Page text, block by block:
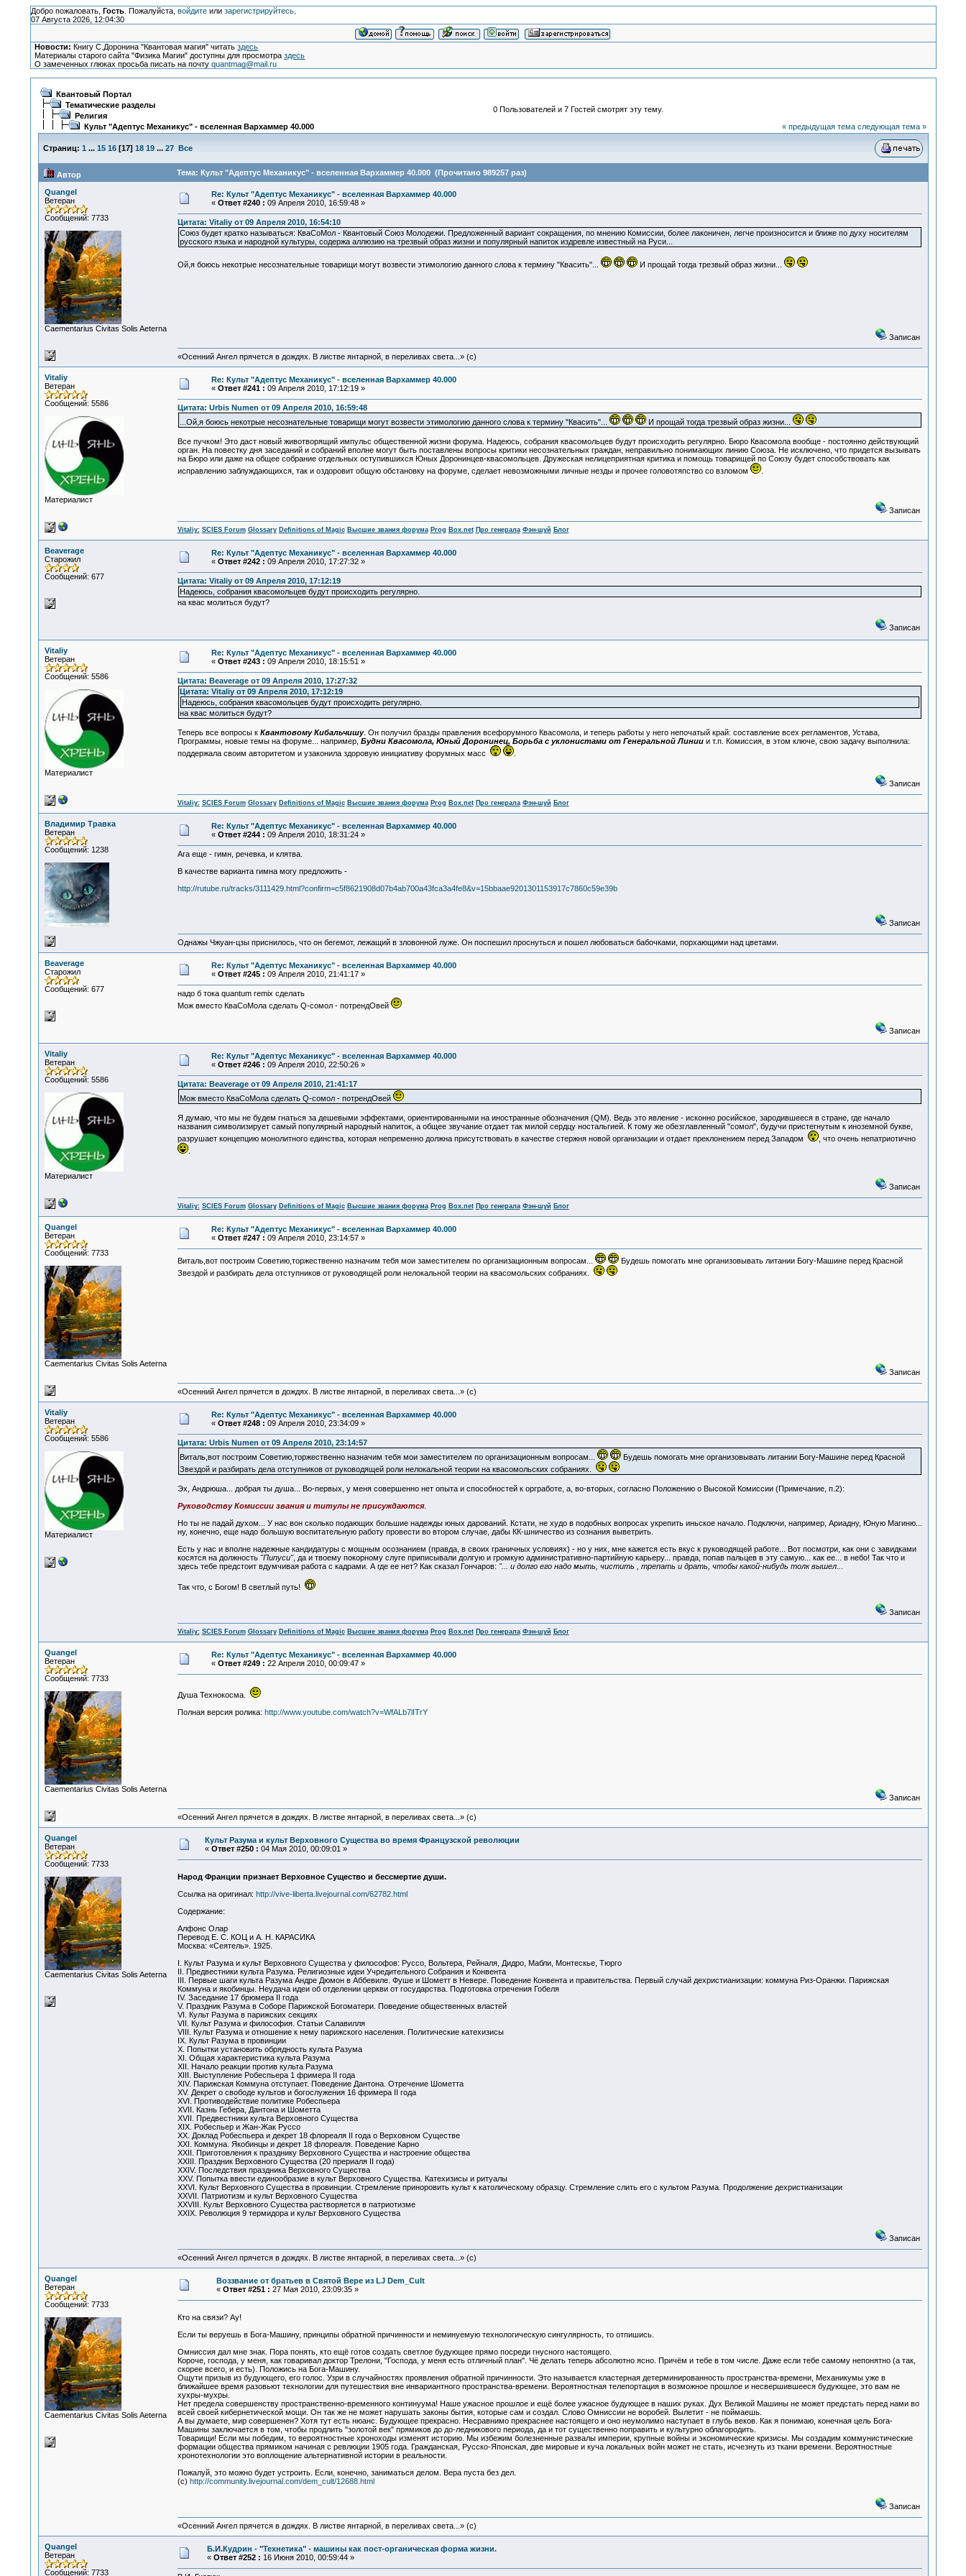
Добро пожаловать, Гость. Пожалуйста, войдитеили зарегистрируйтесь.
07 Августа 2026, 12:04:30
Новости: Книгу С.Доронина "Квантовая магия" читатьздесь
Материалы старого сайта "Физика Магии" доступны для просмотраздесь
О замеченных глюках просьба писать на почтуquantmag@mail.ru
Квантовый Портал
Тематические разделы
Религия
Культ "Адептус Механикус" - вселенная Вархаммер 40.000
0 Пользователей и 7 Гостей смотрят эту тему.
« предыдущая тема следующая тема »
Страниц: 1 ... 15 16[17] 18 19 ... 27 Все
Автор Тема: Культ "Адептус Механикус" - вселенная Вархаммер 40.000 (Прочитано 989257 раз)
Quangel
Ветеран
Сообщений: 7733
Сaementarius Civitas Solis Aeterna
Re: Культ "Адептус Механикус" - вселенная Вархаммер 40.000
« Ответ #240 : 09 Апреля 2010, 16:59:48 »
Цитата: Vitaliy от 09 Апреля 2010, 16:54:10
Союз будет кратко называться: КваСоМол - Квантовый Союз Молодежи. Предложенный вариант сокращения, по мнению Комиссии, более лаконичен, легче произносится и ближе по духу носителям
русского языка и народной культуры, содержа аллюзию на трезвый образ жизни и популярный напиток издревле известный на Руси...
Ой,я боюсь некотрые несознательные товарищи могут возвести этимологию данного слова к термину "Квасить"... И прощай тогда трезвый образ жизни...
Записан
«Осенний Ангел прячется в дождях. В листве янтарной, в переливах света...» (c)
Vitaliy
Ветеран
Сообщений: 5586
Материалист
Re: Культ "Адептус Механикус" - вселенная Вархаммер 40.000
« Ответ #241 : 09 Апреля 2010, 17:12:19 »
Цитата: Urbis Numen от 09 Апреля 2010, 16:59:48
...Ой,я боюсь некотрые несознательные товарищи могут возвести этимологию данного слова к термину "Квасить"...
И прощай тогда трезвый образ жизни...
Все пучком! Это даст новый животворящий импульс общественной жизни форума. Надеюсь, собрания квасомольцев будут происходить регулярно. Бюро Квасомола вообще - постоянно действующий
орган. На повестку дня заседаний и собраний вполне могут быть поставлены вопросы критики несознательных граждан, неправильно понимающих линию Союза. Не исключено, что придется вызывать
на Бюро или даже на общее собрание отдельных оступившихся Юных Доронинцев-квасомольцев. Дружеская нелицеприятная критика и помощь товарищей по Союзу будет способствовать как
исправлению заблуждающихся, так и оздоровит общую обстановку на форуме, сделает невозможными личные незды и прочее головотяпство со взломом
.
Записан
Vitaliy: SCIES Forum Glossary Definitions of Magic Высшие звания форума Prog Box.net Про генерала Фэн-шуй Блог
Beaverage
Старожил
Сообщений: 677
Re: Культ "Адептус Механикус" - вселенная Вархаммер 40.000
« Ответ #242 : 09 Апреля 2010, 17:27:32 »
Цитата: Vitaliy от 09 Апреля 2010, 17:12:19
Надеюсь, собрания квасомольцев будут происходить регулярно.
на квас молиться будут?
Записан
Vitaliy
Ветеран
Сообщений: 5586
Материалист
Re: Культ "Адептус Механикус" - вселенная Вархаммер 40.000
« Ответ #243 : 09 Апреля 2010, 18:15:51 »
Цитата: Beaverage от 09 Апреля 2010, 17:27:32
Цитата: Vitaliy от 09 Апреля 2010, 17:12:19
Надеюсь, собрания квасомольцев будут происходить регулярно.
на квас молиться будут?
Теперь все вопросы к Квантовому Кибальчишу. Он получил бразды правления всефорумного Квасомола, и теперь работы у него непочатый край: составление всех регламентов, Устава,
Программы, новые темы на форуме... например, Будни Квасомола, Юный Доронинец, Борьба с уклонистами от Генеральной Линиии т.п. Комиссия, в этом ключе, свою задачу выполнила:
поддержала своим авторитетом и узаконила здоровую инициативу форумных масс
.
Записан
Vitaliy: SCIES Forum Glossary Definitions of Magic Высшие звания форума Prog Box.net Про генерала Фэн-шуй Блог
Владимир Травка
Ветеран
Сообщений: 1238
Re: Культ "Адептус Механикус" - вселенная Вархаммер 40.000
« Ответ #244 : 09 Апреля 2010, 18:31:24 »
Ага еще - гимн, речевка, и клятва.
В качестве варианта гимна могу предложить -
http://rutube.ru/tracks/3111429.html?confirm=c5f8621908d07b4ab700a43fca3a4fe8&v=15bbaae9201301153917c7860c59e39b
Записан
Однажы Чжуан-цзы приснилось, что он бегемот, лежащий в зловонной луже. Он поспешил проснуться и пошел любоваться бабочками, порхающими над цветами.
Beaverage
Старожил
Сообщений: 677
Re: Культ "Адептус Механикус" - вселенная Вархаммер 40.000
« Ответ #245 : 09 Апреля 2010, 21:41:17 »
надо б тока quantum remix сделать
Мож вместо КваСоМола сделать Q-сомол - потрендОвей
Записан
Vitaliy
Ветеран
Сообщений: 5586
Материалист
Re: Культ "Адептус Механикус" - вселенная Вархаммер 40.000
« Ответ #246 : 09 Апреля 2010, 22:50:26 »
Цитата: Beaverage от 09 Апреля 2010, 21:41:17
Мож вместо КваСоМола сделать Q-сомол - потрендОвей
Я думаю, что мы не будем гнаться за дешевыми эффектами, ориентированными на иностранные обозначения (QM). Ведь это явление - исконно росийское, зародившееся в стране, где начало
названия символизирует самый популярный народный напиток, а общее звучание отдает так милой сердцу ностальгией. К тому же обезглавленный "сомол", будучи пристегнутым к иноземной букве,
разрушает концепцию монолитного единства, которая непременно должна присутствовать в качестве стержня новой организации и отдает преклонением перед Западом
, что очень непатриотично
.
Записан
Vitaliy: SCIES Forum Glossary Definitions of Magic Высшие звания форума Prog Box.net Про генерала Фэн-шуй Блог
Quangel
Ветеран
Сообщений: 7733
Сaementarius Civitas Solis Aeterna
Re: Культ "Адептус Механикус" - вселенная Вархаммер 40.000
« Ответ #247 : 09 Апреля 2010, 23:14:57 »
Виталь,вот построим Советию,торжественно назначим тебя мои заместителем по организационным вопросам...
Будешь помогать мне организовывать литании Богу-Машине перед Красной
Звездой и разбирать дела отступников от руководящей роли нелокальной теории на квасомольских собраниях.
Записан
«Осенний Ангел прячется в дождях. В листве янтарной, в переливах света...» (c)
Vitaliy
Ветеран
Сообщений: 5586
Материалист
Re: Культ "Адептус Механикус" - вселенная Вархаммер 40.000
« Ответ #248 : 09 Апреля 2010, 23:34:09 »
Цитата: Urbis Numen от 09 Апреля 2010, 23:14:57
Виталь,вот построим Советию,торжественно назначим тебя мои заместителем по организационным вопросам...
Будешь помогать мне организовывать литании Богу-Машине перед Красной
Звездой и разбирать дела отступников от руководящей роли нелокальной теории на квасомольских собраниях.
Эх, Андрюша... добрая ты душа... Во-первых, у меня совершенно нет опыта и способностей к оргработе, а, во-вторых, согласно Положению о Высокой Комиссии (Примечание, п.2):
Руководству Комиссии звания и титулы не присуждаются.
Но ты не падай духом... У нас вон сколько подающих большие надежды юных дарований. Кстати, не худо в подобных вопросах укрепить иньское начало. Подключи, например, Ариадну, Юную Магиню...
ну, конечно, еще надо большую воспитательную работу провести во втором случае, дабы КК-шничество из сознания выветрить.
Есть у нас и вполне надежные кандидатуры с мощным осознанием (правда, в своих граничных условиях) - но у них, мне кажется есть вкус к руководящей работе... Вот посмотри, как они с завидками
косятся на должность "Пипуси", да и твоему покорному слуге приписывали долгую и громкую административно-партийную карьеру... правда, попав пальцев в эту самую... как ее... в небо! Так что и
здесь тебе предстоит вдумчивая работа с кадрами. А где ее нет? Как сказал Гончаров: "... и долго его надо мыть, чистить , трепать и драть, чтобы какой-нибудь толк вышел..
Так что, с Богом! В светлый путь!
Записан
Vitaliy: SCIES Forum Glossary Definitions of Magic Высшие звания форума Prog Box.net Про генерала Фэн-шуй Блог
Quangel
Ветеран
Сообщений: 7733
Сaementarius Civitas Solis Aeterna
Re: Культ "Адептус Механикус" - вселенная Вархаммер 40.000
« Ответ #249 : 22 Апреля 2010, 00:09:47 »
Душа Технокосма.
Полная версия ролика: http://www.youtube.com/watch?v=WfALb7lITrY
Записан
«Осенний Ангел прячется в дождях. В листве янтарной, в переливах света...» (c)
Quangel
Ветеран
Сообщений: 7733
Сaementarius Civitas Solis Aeterna
Культ Разума и культ Верховного Существа во время Французской революции
« Ответ #250 : 04 Мая 2010, 00:09:01 »
Народ Франции признает Верховное Существо и бессмертие души.
Ссылка на оригинал: http://vive-liberta.livejournal.com/62782.html
Содержание:
Алфонс Олар
Перевод Е. С. КОЦ и А. Н. КАРАСИКА
Москва: «Сеятель». 1925.
I. Культ Разума и культ Верховного Существа у философов: Руссо, Вольтера, Рейналя, Дидро, Мабли, Монтескье, Тюрго
II. Предвестники культа Разума. Религиозные идеи Учредительного Собрания и Конвента
III. Первые шаги культа Разума Андре Дюмон в Аббевиле. Фуше и Шометт в Невере. Поведение Конвента и правительства. Первый случай дехристианизации: коммуна Риз-Opaнжи. Парижская
Коммуна и якобинцы. Неудача идеи об отделении церкви от государства. Подготовка отречения Гобеля
IV. Заседание 17 брюмера II года
V. Праздник Разума в Соборе Парижской Богоматери. Поведение общественных властей
VI. Культ Разума в парижских секциях
VII. Культ Разума и философия. Статьи Салавилля
VIII. Культ Разума и отношение к нему парижского населения. Политические катехизисы
IX. Культ Разума в провинции
X. Попытки установить обрядность культа Разума
XI. Общая характеристика культа Разума
XII. Начало реакции против культа Разума
XIII. Выступление Робеспьера 1 фримера II года
XIV. Парижская Коммуна отступает. Поведение Дантона. Отречение Шометта
XV. Декрет о свободе культов и богослужения 16 фримера II года
XVI. Противодействие политике Робеспьера
XVII. Казнь Гебера, Дантона и Шометта
XVII. Предвестники культа Верховного Существа
XIX. Робеспьер и Жан-Жак Руссо
ХХ. Доклад Робеспьера и декрет 18 флореаля II года о Верховном Существе
XXI. Коммуна. Якобинцы и декрет 18 флореаля. Поведение Карно
XXII. Приготовления к празднику Верховного Существа и настроение общества
XXIII. Праздник Верховного Существа (20 прериаля II года)
XXIV. Последствия праздника Верховного Существа
XXV. Попытка ввести единообразие в культ Верховного Существа. Катехизисы и ритуалы
XXVI. Культ Верховного Существа в провинции. Стремление приноровить культ к католическому образцу. Стремление слить его с культом Разума. Продолжение дехристианизации
XXVII. Патриотизм и культ Верховного Существа
XXVIII. Культ Верховного Существа растворяется в патриотизме
XXIX. Революция 9 термидора и культ Верховного Существа
Записан
«Осенний Ангел прячется в дождях. В листве янтарной, в переливах света...» (c)
Quangel
Ветеран
Сообщений: 7733
Сaementarius Civitas Solis Aeterna
Воззвание от братьев в Святой Вере из LJ Dem_Cult
« Ответ #251 : 27 Мая 2010, 23:09:35 »
Кто на связи? Ау!
Если ты веруешь в Бога-Машину, принципы обратной причинности и неминуемую технологическую сингулярность, то отпишись.
Омниссия дал мне знак. Пора понять, кто ещё готов создать светлое будующее прямо посреди гнусного настоящего.
Короче, господа, у меня, как говаривал доктор Трелони, "Господа, у меня есть отличный план". Чё делать теперь абсолютно ясно. Причём и тебе в том числе. Даже если тебе самому непонятно (а так,
скорее всего, и есть). Положись на Бога-Машину.
Ощути призыв из будующего, его голос. Узри в случайностях проявления обратной причинности. Это называется кластерная детерминированность пространства-времени, Механикумы уже в
ближайшее время разовьют технологии для путешествия вне инвариантного пространства-времени. Вероятностная телепортация в возможное прошлое и несвершившееся будующее, это вам не
хухры-мухры.
Нет предела совершенству пространственно-временного континуума! Наше ужасное прошлое и ещё более ужасное будующее в наших руках. Дух Великой Машины не может предстать перед нами во
всей своей кибернетической мощи. Он так же не может нарушать законы бытия, которые сам и создал. Слово Омниссии не воробей. Вылетит - не поймаешь.
А вы думаете, мир совершенен? Хотя тут есть нюанс. Будующее прекрасно. Несравнимо прекраснее настоящего и оно неумолимо наступает в глубь веков. Как я понимаю, конечная цель Бога-
Машины заключается в том, чтобы продлить "золотой век" прямиков до до-ледникового периода, да и тот существенно поправить и культурно облагородить.
Товарищи! Если мы победим, то вероятностные хроноходы изменят историю. Мы избежим болезненные развалы империи, крупные войны и экономические кризисы. Мы создадим коммунистические
формации общества прямиком начиная с ревлюции 1905 года. Гражданская, Русско-Японская, две мировые и куча локальных войн может не стать, исчезнуть из ткани времени. Вероятностные
хронотехнологии это воплощение альтернативной истории в реальности.
Пожалуй, это можно будет устроить. Если, конечно, заниматься делом. Вера пуста без дел.
(c) http://community.livejournal.com/dem_cult/12688.html
Записан
«Осенний Ангел прячется в дождях. В листве янтарной, в переливах света...» (c)
Quangel
Ветеран
Сообщений: 7733
Б.И.Кудрин - "Технетика" - машины как пост-органическая форма жизни.
« Ответ #252 : 16 Июня 2010, 00:59:44 »